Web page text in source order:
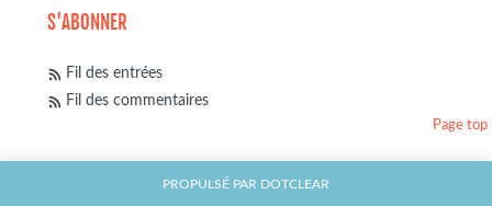
S'ABONNER
Fil des entrées
Fil des commentaires
PROPULSÉ PAR DOTCLEAR
Page top